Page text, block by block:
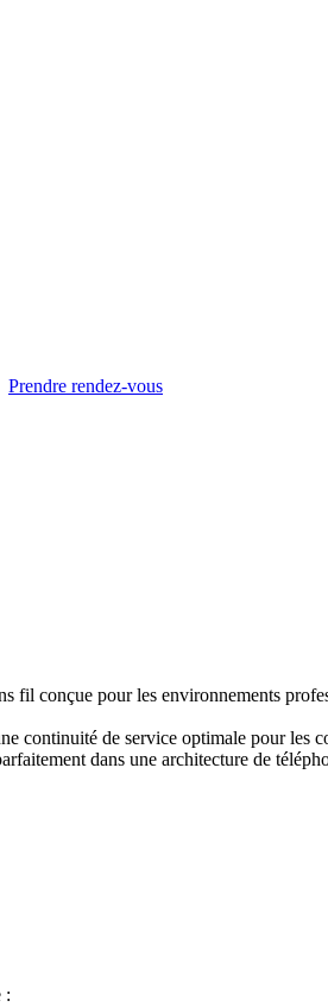
Prendre rendez-vous
conçue pour les environnements
de service optimale pour les
dans une architecture de
: